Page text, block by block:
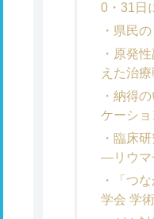
0・31日
県民
原発
えた治
納得
ケーシ
臨床
―リウマ
「つ
学会 学